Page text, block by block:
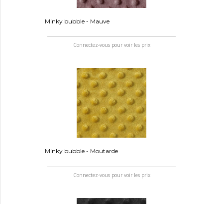
Minky bubble - Mauve
Connectez-vous pour voir les prix
Minky bubble - Moutarde
Connectez-vous pour voir les prix